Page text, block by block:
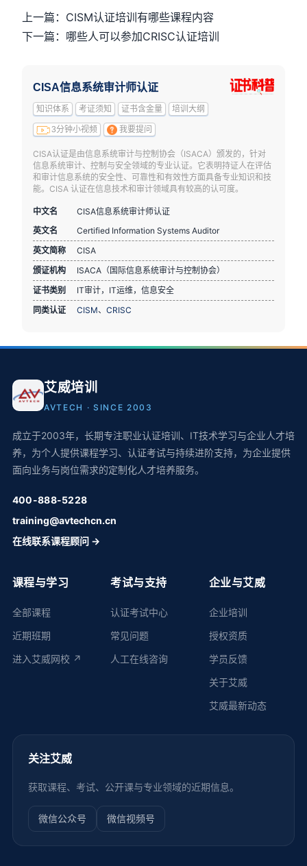
上一篇：CISM认证培训有哪些课程内容
下一篇：哪些人可以参加CRISC认证培训
CISA信息系统审计师认证
知识体系 考证须知 证书含金量 培训大纲
3分钟小视频 我要提问
CISA认证是由信息系统审计与控制协会（ISACA）颁发的，针对
信息系统审计、控制与安全领域的专业认证。它表明持证人在评估
和审计信息系统的安全性、可靠性和有效性方面具备专业知识和技
能。CISA 认证在信息技术和审计领域具有较高的认可度。
中文名
CISA信息系统审计师认证
英文名
Certified Information Systems Auditor
英文简称
CISA
颁证机构
ISACA（国际信息系统审计与控制协会）
证书类别
IT审计，IT运维，信息安全
同类认证
CISM、CRISC
艾威培训
AVTECH · SINCE 2003
成立于2003年，长期专注职业认证培训、IT技术学习与企业人才培
养，为个人提供课程学习、认证考试与持续进阶支持，为企业提供
面向业务与岗位需求的定制化人才培养服务。
400-888-5228
training@avtechcn.cn
在线联系课程顾问 →
课程与学习
全部课程
近期班期
进入艾威网校 ↗
考试与支持
认证考试中心
常见问题
人工在线咨询
企业与艾威
企业培训
授权资质
学员反馈
关于艾威
艾威最新动态
关注艾威
获取课程、考试、公开课与专业领域的近期信息。
微信公众号 微信视频号